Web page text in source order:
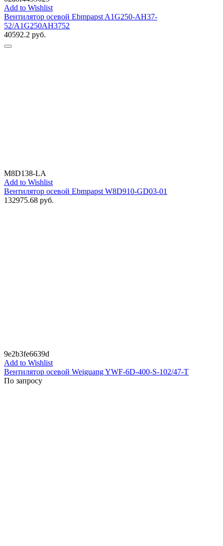
Add to Wishlist
Вентилятор осевой Ebmpapst A1G250-AH37-
52/A1G250AH3752
40592.2 руб.
M8D138-LA
Add to Wishlist
Вентилятор осевой Ebmpapst W8D910-GD03-01
132975.68 руб.
9e2b3fe6639d
Add to Wishlist
Вентилятор осевой Weiguang YWF-6D-400-S-102/47-T
По запросу